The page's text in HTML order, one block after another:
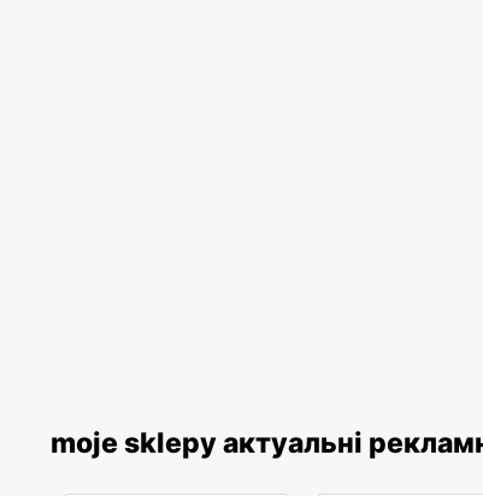
moje sklepy актуальні